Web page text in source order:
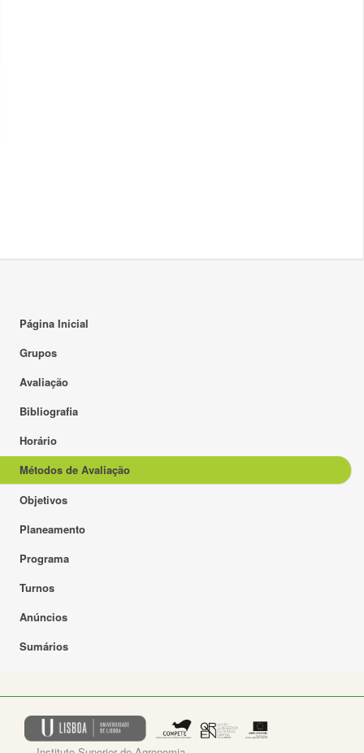
Página Inicial
Grupos
Avaliação
Bibliografia
Horário
Métodos de Avaliação
Objetivos
Planeamento
Programa
Turnos
Anúncios
Sumários